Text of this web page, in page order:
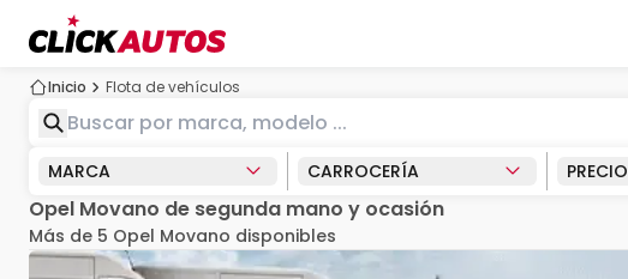
Inicio
Flota de vehículos
MARCA CARROCERÍA PRECIO
Opel Movano de segunda mano y ocasión
Más de 5 Opel Movano disponibles